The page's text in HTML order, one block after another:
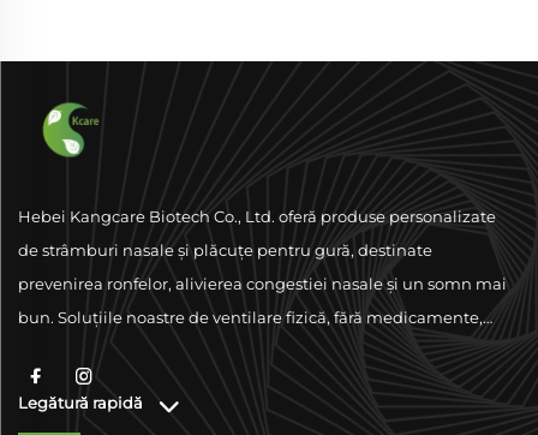
Hebei Kangcare Biotech Co., Ltd. oferă produse personalizate
de strâmburi nasale și plăcuțe pentru gură, destinate
prevenirea ronfelor, alivierea congestiei nasale și un somn mai
bun. Soluțiile noastre de ventilare fizică, fără medicamente,
materiale de calitate superioară și sprijinându-se pe
conformitate la nivel global.
Legătură rapidă